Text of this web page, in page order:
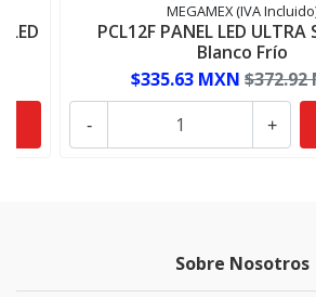
LED
MEGAMEX (IVA
PCL12F PANEL LED ULTRA
Blanco Frío
$335.63 MXN $372.92
+
-
Sobre Nosotros